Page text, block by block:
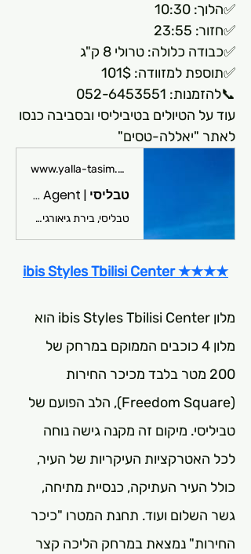
✅הלוך: 10:30
✅חזור: 23:55
✅כבודה כלולה: טרולי 8 ק"ג
✅תוספת למזוודה: 101$
📞להזמנות: 052-6453551
עוד על הטיולים בטיביליסי ובסביבה כנסו
לאתר "יאללה-טסים"
www.yalla-tasim.com
טבליסי | Yalla-Tasim Agent
טבליסי, בירת גיאורגיה. עיר בת יותר מ 1,500 שנים, יש בה מרחצאות טבעיים, עיר עתיקה מעניינת, הרבה בתי קפה ומסעדות מקסימות, מסלולי טיול רבים מחוץ לעיר והרבה עיניין ויופי. יחד מושלם לחופשה בכל עונות השנה ובמרחק של שעתיים וחצי טיסה
ibis Styles Tbilisi Center ★★★★
מלון ibis Styles Tbilisi Center הוא
מלון 4 כוכבים הממוקם במרחק של
200 מטר בלבד מכיכר החירות
(Freedom Square), הלב הפועם של
טביליסי. מיקום זה מקנה גישה נוחה
לכל האטרקציות העיקריות של העיר,
כולל העיר העתיקה, כנסיית מתיחה,
גשר השלום ועוד. תחנת המטרו "כיכר
החירות" נמצאת במרחק הליכה קצר